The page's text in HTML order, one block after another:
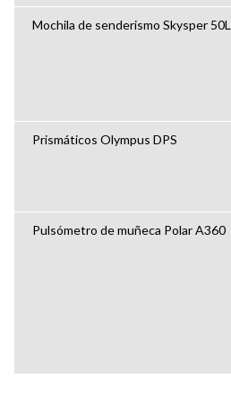
Mochila de senderismo Skysper 50L
Prismáticos Olympus DPS
Pulsómetro de muñeca Polar A360